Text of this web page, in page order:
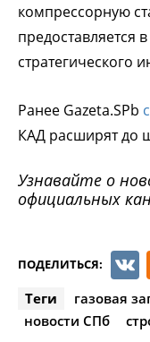
компрессорную
предоставляется
стратегического
Ранее Gazeta.SPb
КАД расширят до
Узнавайте о
официальных
ПОДЕЛИТЬСЯ:
Теги газовая
новости СПб